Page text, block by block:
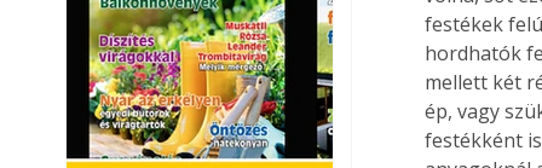
festékek
hordhatók
mellett két
ép, vagy
festékként